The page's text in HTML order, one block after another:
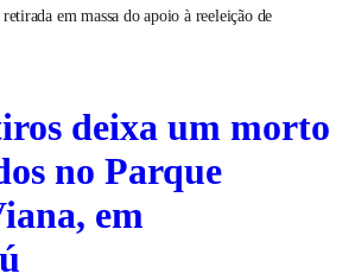
em massa do apoio à reeleição de
deixa um morto
no Parque
em